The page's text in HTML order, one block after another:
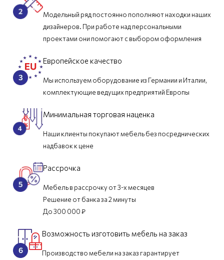
Модельный ряд постоянно пополняют находки наших
дизайнеров. При работе над персональными
проектами они помогают с выбором оформления
Европейское качество
Мы используем оборудование из Германии и Италии,
комплектующие ведущих предприятий Европы
Минимальная торговая наценка
Наши клиенты покупают мебель без посреднических
надбавок к цене
Рассрочка
Мебель в рассрочку от 3-х месяцев
Решение от банка за 2 минуты
До 300 000 ₽
Возможность изготовить мебель на заказ
Производство мебели на заказ гарантирует